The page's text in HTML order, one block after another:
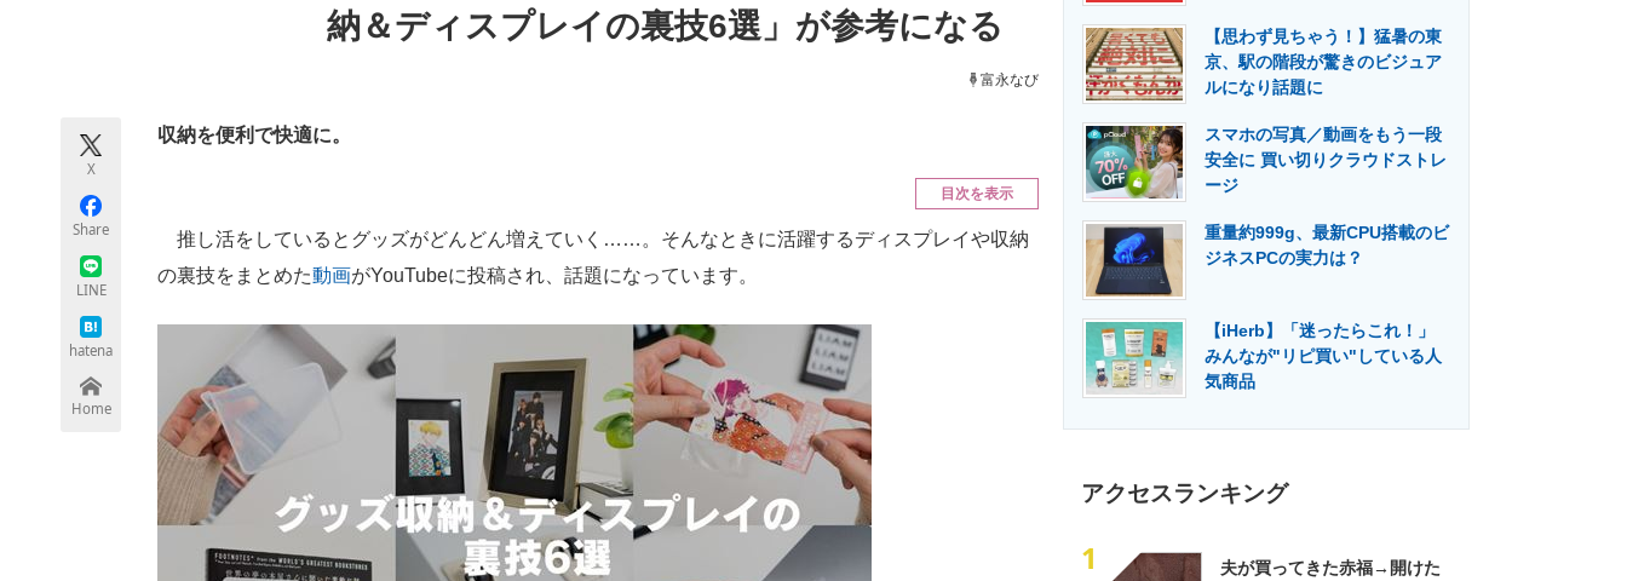
エネルギーの専門メディア 建設×テクノロジーの最前線
納＆ディスプレイの裏技6選」が参考になる
富永なび
X
Share
LINE
hatena
Home
収納を便利で快適に。
目次を表示
推し活をしているとグッズがどんどん増えていく……。そんなときに活躍するディスプレイや収納
の裏技をまとめた動画がYouTubeに投稿され、話題になっています。
【思わず見ちゃう！】猛暑の東
京、駅の階段が驚きのビジュア
ルになり話題に
スマホの写真／動画をもう一段
安全に 買い切りクラウドストレ
ージ
重量約999g、最新CPU搭載のビ
ジネスPCの実力は？
【iHerb】「迷ったらこれ！」
みんなが"リピ買い"している人
気商品
アクセスランキング
1
夫が買ってきた赤福→開けた